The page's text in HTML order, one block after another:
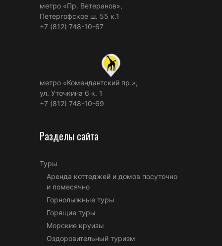
метро «Пр. Ветеранов»,
Петергофское ш. 55 к.1
+7 (812) 748-10-67
метро «Комендантский пр.»,
ул. Уточкина 6 к. 1
+7 (812) 748-10-69
Разделы сайта
Туры
Аренда коттеджей и домов посуточно
и помесячно
Горнолыжные туры
Горящие туры
Морские круизы
Оздоровительный туризм